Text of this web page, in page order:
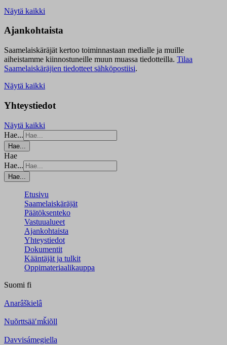
Näytä kaikki
Ajankohtaista
Saamelaiskäräjät kertoo toiminnastaan medialle ja muille
aiheistamme kiinnostuneille muun muassa tiedotteilla. Tilaa
Saamelaiskäräjien tiedotteet sähköpostiisi.
Näytä kaikki
Yhteystiedot
Näytä kaikki
Hae...
Hae...
Hae
Hae...
Hae...
Etusivu
Saamelaiskäräjät
Päätöksenteko
Vastuualueet
Ajankohtaista
Yhteystiedot
Dokumentit
Kääntäjät ja tulkit
Oppimateriaalikauppa
Suomi fi
Anarâškielâ
Nuõrttsääʹmǩiõll
Davvisámegiella